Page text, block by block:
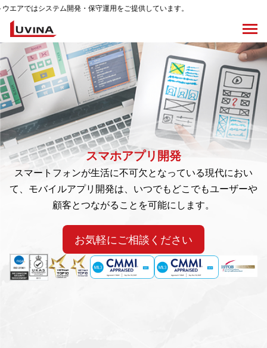
ム開発・保守運用をご提供しています。
スマホアプリ開発
スマートフォンが生活に不可欠となっている現代におい
て、モバイルアプリ開発は、いつでもどこでもユーザーや
顧客とつながることを可能にします。
お気軽にご相談ください